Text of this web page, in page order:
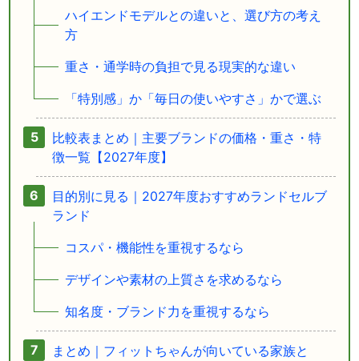
ハイエンドモデルとの違いと、選び方の考え
方
重さ・通学時の負担で見る現実的な違い
「特別感」か「毎日の使いやすさ」かで選ぶ
比較表まとめ｜主要ブランドの価格・重さ・特
徴一覧【2027年度】
目的別に見る｜2027年度おすすめランドセルブ
ランド
コスパ・機能性を重視するなら
デザインや素材の上質さを求めるなら
知名度・ブランド力を重視するなら
まとめ｜フィットちゃんが向いている家族と